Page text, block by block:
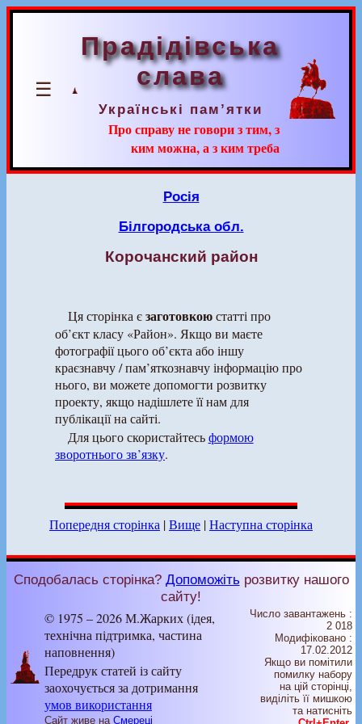
☰
Прадідівська
слава
Українські пам’ятки
Про справу не говори з тим, з
ким можна, а з ким треба
Росія
Білгородська обл.
Корочанский район
Ця сторінка єзаготовкоюстатті про
об’єкт класу «Район». Якщо ви маєте
фотографії цього об’єкта або іншу
краєзнавчу / пам’яткознавчу інформацію про
нього, ви можете допомогти розвитку
проекту, якщо надішлете її нам для
публікації на сайті.
Для цього скористайтесьформою
зворотнього зв’язку.
Попередня сторінка |Вище |Наступна сторінка
Сподобалась сторінка? Допоможітьрозвитку нашого
сайту!
© 1975 – 2026 М.Жарких (ідея,
технічна підтримка, частина
наповнення)
Передрук статей із сайту
заохочується за дотримання
умов використання
Сайт живе на Смереці
Число завантажень :
2 018
Модифіковано :
17.02.2012
Якщо ви помітили
помилку набору
на цiй сторiнцi,
видiлiть її мишкою
та натисніть